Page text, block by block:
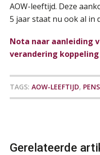
AOW-leeftijd. Deze
5 jaar staat nu ook al in
Nota naar aanleiding
verandering
TAGS: AOW-LEEFTIJD,
Gerelateerde
30
SEP
01
05
OKT
OKT